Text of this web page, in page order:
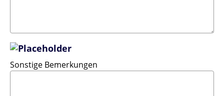
Sonstige Bemerkungen